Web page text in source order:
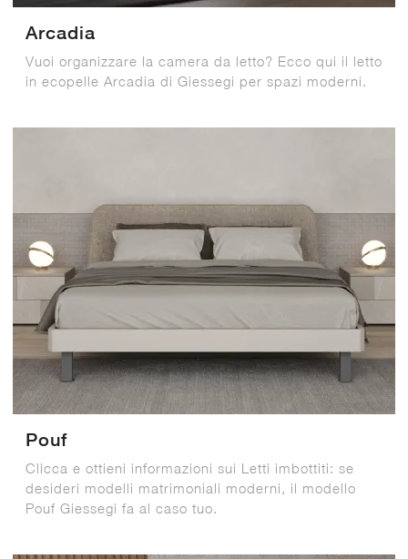
Arcadia
Vuoi organizzare la camera da letto? Ecco qui il letto
in ecopelle Arcadia di Giessegi per spazi moderni.
Pouf
Clicca e ottieni informazioni sui Letti imbottiti: se
desideri modelli matrimoniali moderni, il modello
Pouf Giessegi fa al caso tuo.